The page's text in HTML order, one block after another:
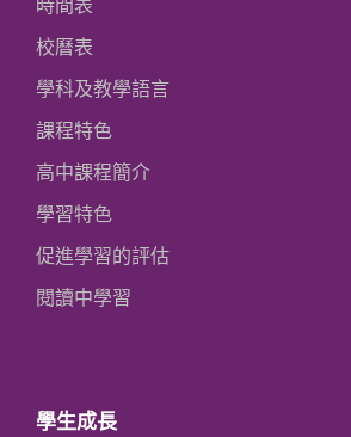
校曆表
學科及教學語言
課程特色
高中課程簡介
學習特色
促進學習的評估
閱讀中學習
學生成長